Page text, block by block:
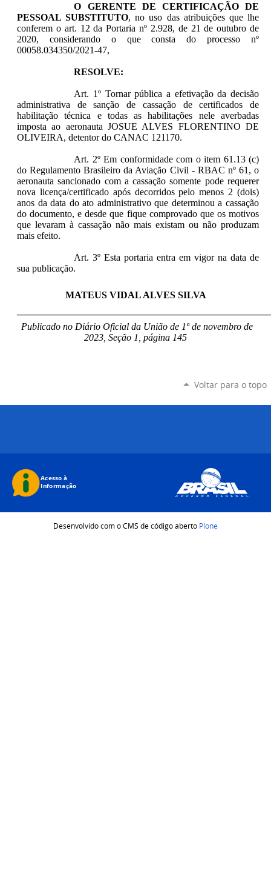
O GERENTE DE CERTIFICAÇÃO DE
PESSOAL SUBSTITUTO, no uso das atribuições que lhe
conferem o art. 12 da Portaria nº 2.928, de 21 de outubro de
2020, considerando o que consta do processo nº
00058.034350/2021-47,
RESOLVE:
Art. 1º Tornar pública a efetivação da decisão
administrativa de sanção de cassação de certificados de
habilitação técnica e todas as habilitações nele averbadas
imposta ao aeronauta JOSUE ALVES FLORENTINO DE
OLIVEIRA, detentor do CANAC 121170.
Art. 2º Em conformidade com o item 61.13 (c)
do Regulamento Brasileiro da Aviação Civil - RBAC nº 61, o
aeronauta sancionado com a cassação somente pode requerer
nova licença/certificado após decorridos pelo menos 2 (dois)
anos da data do ato administrativo que determinou a cassação
do documento, e desde que fique comprovado que os motivos
que levaram à cassação não mais existam ou não produzam
mais efeito.
Art. 3º Esta portaria entra em vigor na data de
sua publicação.
MATEUS VIDAL ALVES SILVA
Publicado no Diário Oficial da União de 1º de novembro de
2023, Seção 1, página 145
Voltar para o topo
Desenvolvido com o CMS de código aberto Plone